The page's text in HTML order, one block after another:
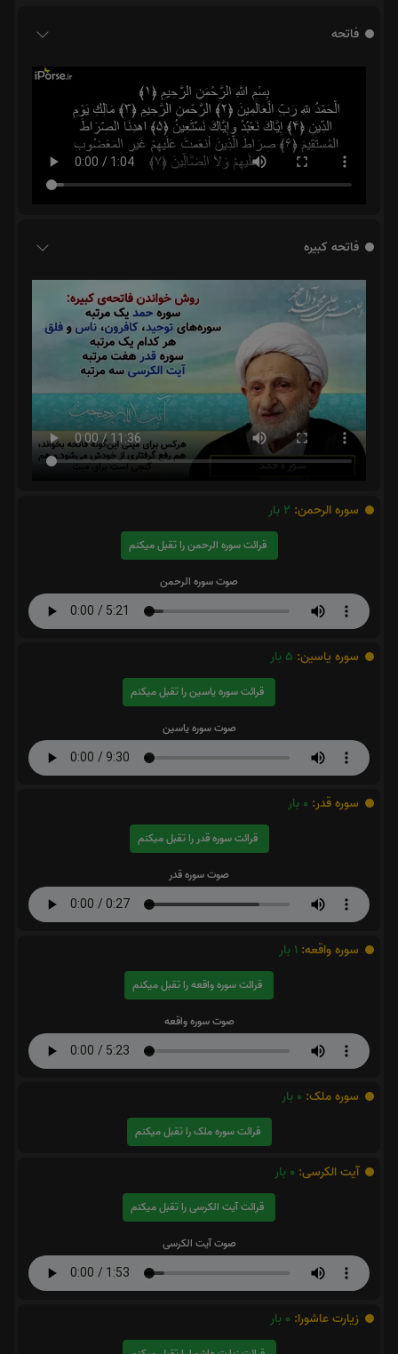
فاتحه
فاتحه کبیره
سوره الرحمن: 2 بار
قرائت سوره الرحمن را تقبل میکنم
صوت سوره الرحمن
سوره یاسین: 5 بار
قرائت سوره یاسین را تقبل میکنم
صوت سوره یاسین
سوره قدر: 0 بار
قرائت سوره قدر را تقبل میکنم
صوت سوره قدر
سوره واقعه: 1 بار
قرائت سوره واقعه را تقبل میکنم
صوت سوره واقعه
سوره ملک: 0 بار
قرائت سوره ملک را تقبل میکنم
آیت الکرسی: 0 بار
قرائت آیت الکرسی را تقبل میکنم
صوت آیت الکرسی
زیارت عاشورا: 0 بار